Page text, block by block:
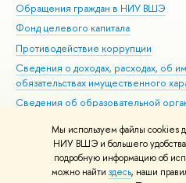
Мы используем файлы cookies
НИУ ВШЭ и большего удобства
подробную информацию об
можно найти здесь, наши
Обращения граждан в НИУ ВШЭ
Фонд целевого капитала
Противодействие коррупции
Сведения о доходах, расходах, об
обязательствах имущественного
Сведения об образовательной
Людям с ограниченными
Единая платежная страница
Работа в Вышке